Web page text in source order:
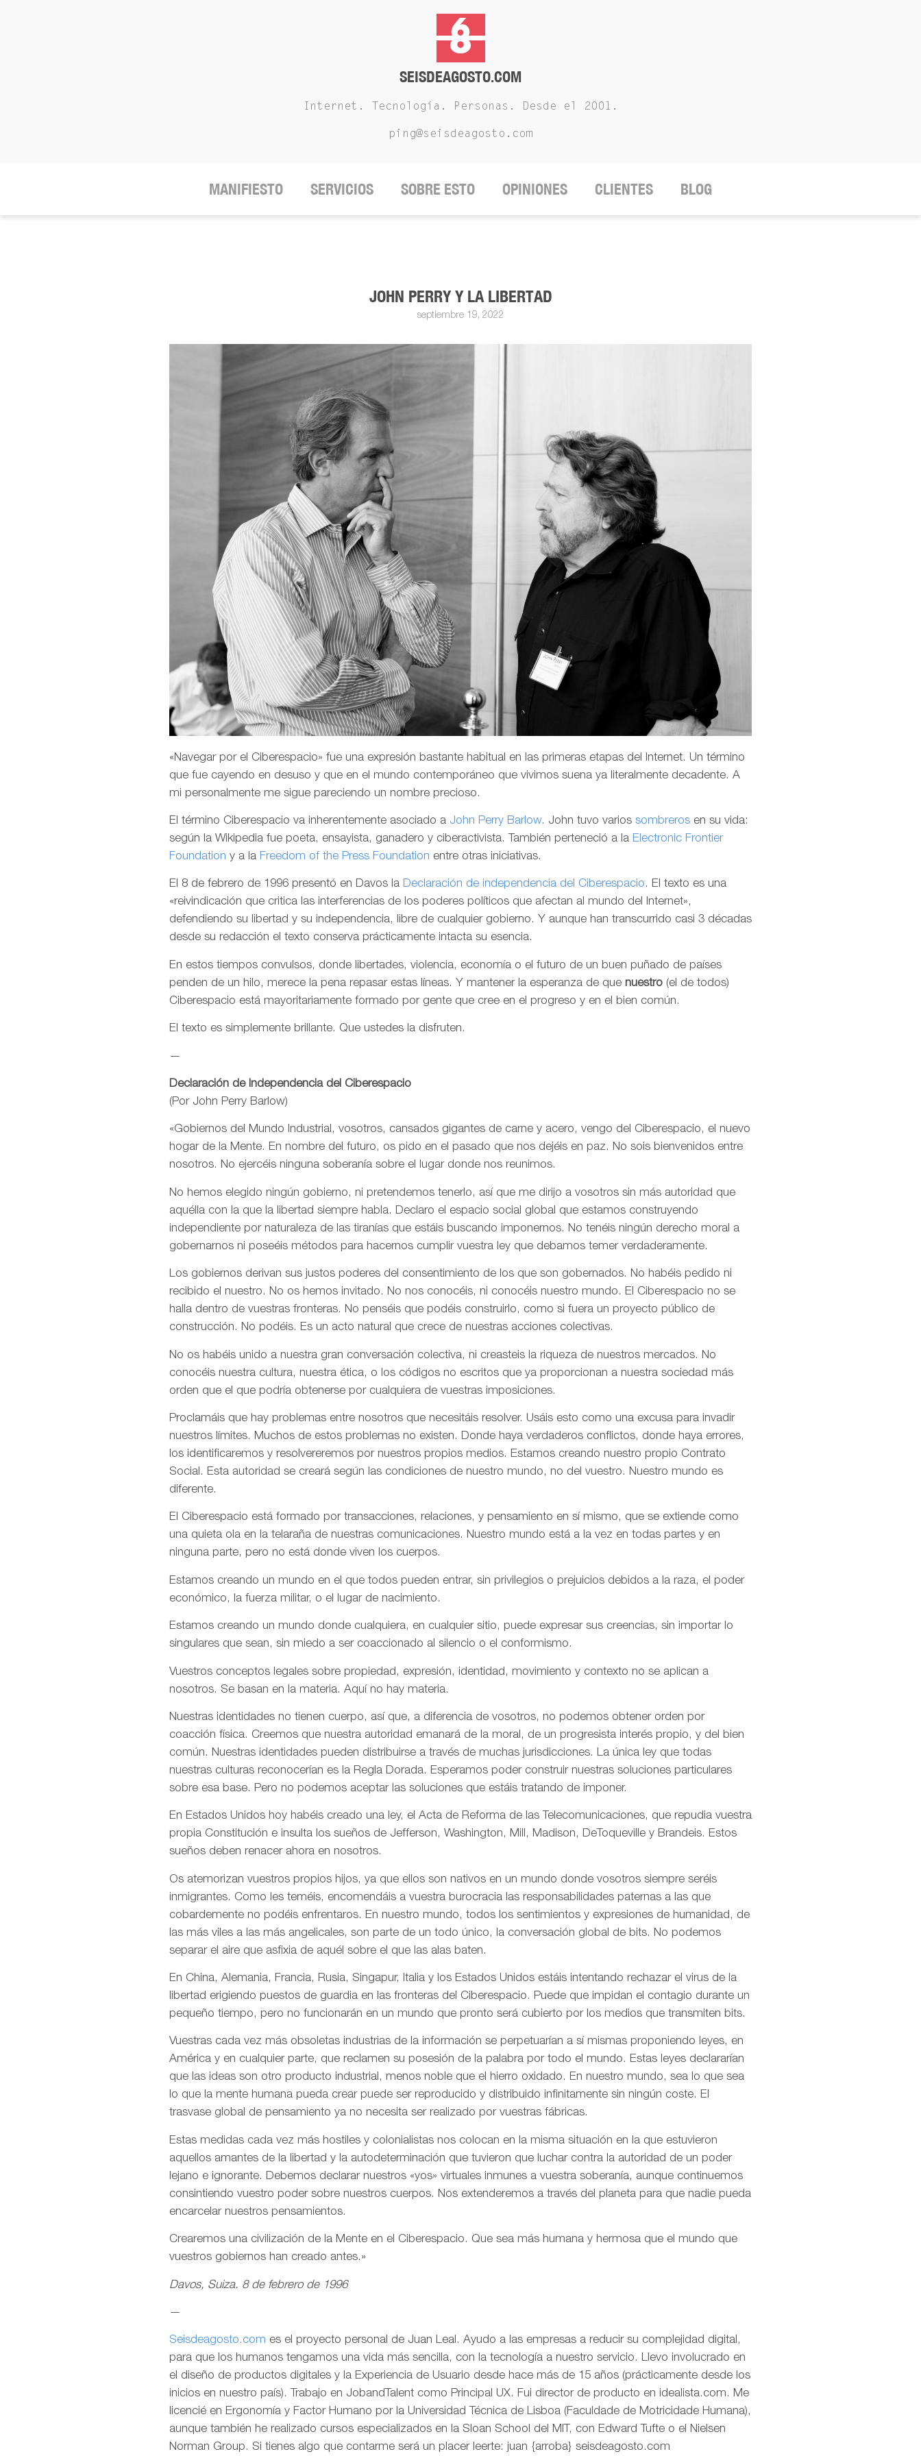
SEISDEAGOSTO.COM
Internet. Tecnología. Personas. Desde el 2001.
ping@seisdeagosto.com
MANIFIESTO SERVICIOS SOBRE ESTO OPINIONES CLIENTES BLOG
JOHN PERRY Y LA LIBERTAD
septiembre 19, 2022
«Navegar por el Ciberespacio» fue una expresión bastante habitual en las primeras etapas del Internet. Un término
que fue cayendo en desuso y que en el mundo contemporáneo que vivimos suena ya literalmente decadente. A
mi personalmente me sigue pareciendo un nombre precioso.
El término Ciberespacio va inherentemente asociado a John Perry Barlow. John tuvo varios sombreros en su vida:
según la Wikipedia fue poeta, ensayista, ganadero y ciberactivista. También perteneció a la Electronic Frontier
Foundation y a la Freedom of the Press Foundation entre otras iniciativas.
El 8 de febrero de 1996 presentó en Davos la Declaración de independencia del Ciberespacio. El texto es una
«reivindicación que critica las interferencias de los poderes políticos que afectan al mundo del Internet»,
defendiendo su libertad y su independencia, libre de cualquier gobierno. Y aunque han transcurrido casi 3 décadas
desde su redacción el texto conserva prácticamente intacta su esencia.
En estos tiempos convulsos, donde libertades, violencia, economía o el futuro de un buen puñado de países
penden de un hilo, merece la pena repasar estas líneas. Y mantener la esperanza de que nuestro (el de todos)
Ciberespacio está mayoritariamente formado por gente que cree en el progreso y en el bien común.
El texto es simplemente brillante. Que ustedes la disfruten.
—
Declaración de Independencia del Ciberespacio
(Por John Perry Barlow)
«Gobiernos del Mundo Industrial, vosotros, cansados gigantes de carne y acero, vengo del Ciberespacio, el nuevo
hogar de la Mente. En nombre del futuro, os pido en el pasado que nos dejéis en paz. No sois bienvenidos entre
nosotros. No ejercéis ninguna soberanía sobre el lugar donde nos reunimos.
No hemos elegido ningún gobierno, ni pretendemos tenerlo, así que me dirijo a vosotros sin más autoridad que
aquélla con la que la libertad siempre habla. Declaro el espacio social global que estamos construyendo
independiente por naturaleza de las tiranías que estáis buscando imponernos. No tenéis ningún derecho moral a
gobernarnos ni poseéis métodos para hacernos cumplir vuestra ley que debamos temer verdaderamente.
Los gobiernos derivan sus justos poderes del consentimiento de los que son gobernados. No habéis pedido ni
recibido el nuestro. No os hemos invitado. No nos conocéis, ni conocéis nuestro mundo. El Ciberespacio no se
halla dentro de vuestras fronteras. No penséis que podéis construirlo, como si fuera un proyecto público de
construcción. No podéis. Es un acto natural que crece de nuestras acciones colectivas.
No os habéis unido a nuestra gran conversación colectiva, ni creasteis la riqueza de nuestros mercados. No
conocéis nuestra cultura, nuestra ética, o los códigos no escritos que ya proporcionan a nuestra sociedad más
orden que el que podría obtenerse por cualquiera de vuestras imposiciones.
Proclamáis que hay problemas entre nosotros que necesitáis resolver. Usáis esto como una excusa para invadir
nuestros límites. Muchos de estos problemas no existen. Donde haya verdaderos conflictos, donde haya errores,
los identificaremos y resolvereremos por nuestros propios medios. Estamos creando nuestro propio Contrato
Social. Esta autoridad se creará según las condiciones de nuestro mundo, no del vuestro. Nuestro mundo es
diferente.
El Ciberespacio está formado por transacciones, relaciones, y pensamiento en sí mismo, que se extiende como
una quieta ola en la telaraña de nuestras comunicaciones. Nuestro mundo está a la vez en todas partes y en
ninguna parte, pero no está donde viven los cuerpos.
Estamos creando un mundo en el que todos pueden entrar, sin privilegios o prejuicios debidos a la raza, el poder
económico, la fuerza militar, o el lugar de nacimiento.
Estamos creando un mundo donde cualquiera, en cualquier sitio, puede expresar sus creencias, sin importar lo
singulares que sean, sin miedo a ser coaccionado al silencio o el conformismo.
Vuestros conceptos legales sobre propiedad, expresión, identidad, movimiento y contexto no se aplican a
nosotros. Se basan en la materia. Aquí no hay materia.
Nuestras identidades no tienen cuerpo, así que, a diferencia de vosotros, no podemos obtener orden por
coacción física. Creemos que nuestra autoridad emanará de la moral, de un progresista interés propio, y del bien
común. Nuestras identidades pueden distribuirse a través de muchas jurisdicciones. La única ley que todas
nuestras culturas reconocerían es la Regla Dorada. Esperamos poder construir nuestras soluciones particulares
sobre esa base. Pero no podemos aceptar las soluciones que estáis tratando de imponer.
En Estados Unidos hoy habéis creado una ley, el Acta de Reforma de las Telecomunicaciones, que repudia vuestra
propia Constitución e insulta los sueños de Jefferson, Washington, Mill, Madison, DeToqueville y Brandeis. Estos
sueños deben renacer ahora en nosotros.
Os atemorizan vuestros propios hijos, ya que ellos son nativos en un mundo donde vosotros siempre seréis
inmigrantes. Como les teméis, encomendáis a vuestra burocracia las responsabilidades paternas a las que
cobardemente no podéis enfrentaros. En nuestro mundo, todos los sentimientos y expresiones de humanidad, de
las más viles a las más angelicales, son parte de un todo único, la conversación global de bits. No podemos
separar el aire que asfixia de aquél sobre el que las alas baten.
En China, Alemania, Francia, Rusia, Singapur, Italia y los Estados Unidos estáis intentando rechazar el virus de la
libertad erigiendo puestos de guardia en las fronteras del Ciberespacio. Puede que impidan el contagio durante un
pequeño tiempo, pero no funcionarán en un mundo que pronto será cubierto por los medios que transmiten bits.
Vuestras cada vez más obsoletas industrias de la información se perpetuarían a sí mismas proponiendo leyes, en
América y en cualquier parte, que reclamen su posesión de la palabra por todo el mundo. Estas leyes declararían
que las ideas son otro producto industrial, menos noble que el hierro oxidado. En nuestro mundo, sea lo que sea
lo que la mente humana pueda crear puede ser reproducido y distribuido infinitamente sin ningún coste. El
trasvase global de pensamiento ya no necesita ser realizado por vuestras fábricas.
Estas medidas cada vez más hostiles y colonialistas nos colocan en la misma situación en la que estuvieron
aquellos amantes de la libertad y la autodeterminación que tuvieron que luchar contra la autoridad de un poder
lejano e ignorante. Debemos declarar nuestros «yos» virtuales inmunes a vuestra soberanía, aunque continuemos
consintiendo vuestro poder sobre nuestros cuerpos. Nos extenderemos a través del planeta para que nadie pueda
encarcelar nuestros pensamientos.
Crearemos una civilización de la Mente en el Ciberespacio. Que sea más humana y hermosa que el mundo que
vuestros gobiernos han creado antes.»
Davos, Suiza. 8 de febrero de 1996
—
Seisdeagosto.com es el proyecto personal de Juan Leal. Ayudo a las empresas a reducir su complejidad digital,
para que los humanos tengamos una vida más sencilla, con la tecnología a nuestro servicio. Llevo involucrado en
el diseño de productos digitales y la Experiencia de Usuario desde hace más de 15 años (prácticamente desde los
inicios en nuestro país). Trabajo en JobandTalent como Principal UX. Fui director de producto en idealista.com. Me
licencié en Ergonomía y Factor Humano por la Universidad Técnica de Lisboa (Faculdade de Motricidade Humana),
aunque también he realizado cursos especializados en la Sloan School del MIT, con Edward Tufte o el Nielsen
Norman Group. Si tienes algo que contarme será un placer leerte: juan {arroba} seisdeagosto.com